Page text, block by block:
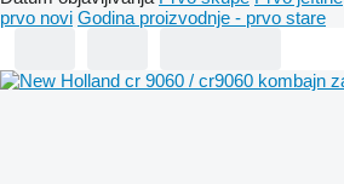
prvo novi Godina proizvodnje - prvo stare